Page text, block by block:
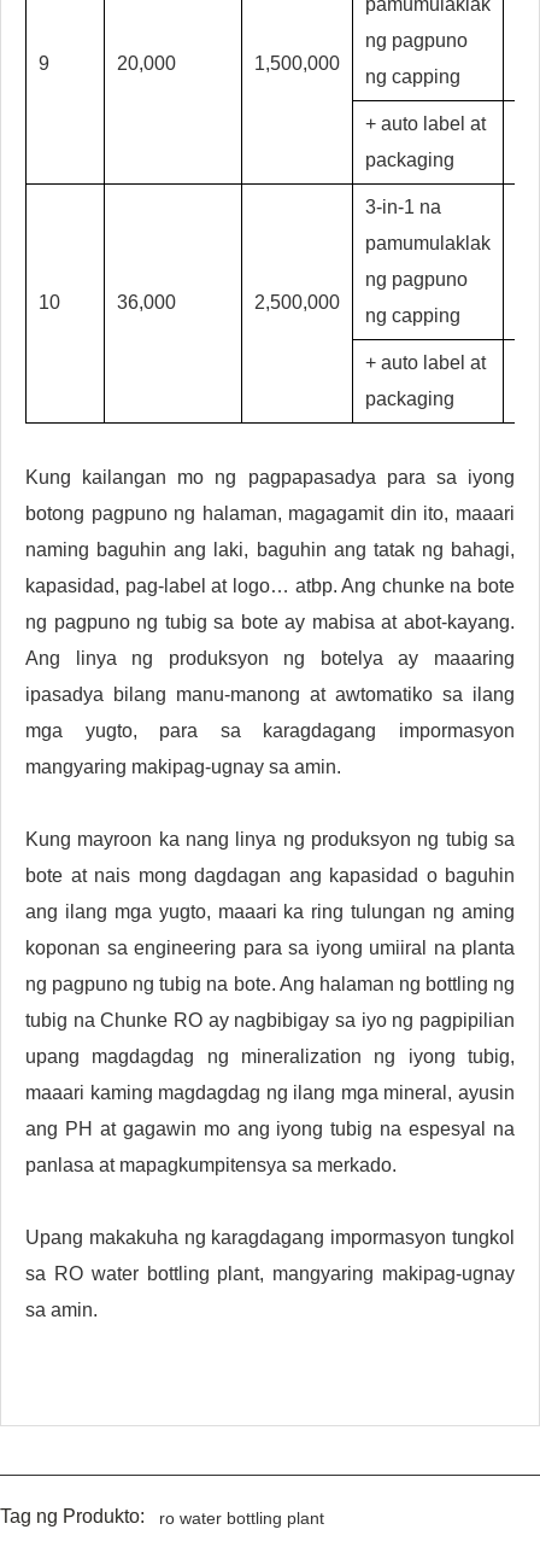
9 20,000 1,500,000
pamumulaklak
ng pagpuno
ng capping
+ auto label at
packaging
10 36,000 2,500,000
3-in-1 na
pamumulaklak
ng pagpuno
ng capping
+ auto label at
packaging
Kung kailangan mo ng pagpapasadya para sa iyong
botong pagpuno ng halaman, magagamit din ito, maaari
naming baguhin ang laki, baguhin ang tatak ng bahagi,
kapasidad, pag-label at logo… atbp. Ang chunke na bote
ng pagpuno ng tubig sa bote ay mabisa at abot-kayang.
Ang linya ng produksyon ng botelya ay maaaring
ipasadya bilang manu-manong at awtomatiko sa ilang
mga yugto, para sa karagdagang impormasyon
mangyaring makipag-ugnay sa amin.
Kung mayroon ka nang linya ng produksyon ng tubig sa
bote at nais mong dagdagan ang kapasidad o baguhin
ang ilang mga yugto, maaari ka ring tulungan ng aming
koponan sa engineering para sa iyong umiiral na planta
ng pagpuno ng tubig na bote. Ang halaman ng bottling ng
tubig na Chunke RO ay nagbibigay sa iyo ng pagpipilian
upang magdagdag ng mineralization ng iyong tubig,
maaari kaming magdagdag ng ilang mga mineral, ayusin
ang PH at gagawin mo ang iyong tubig na espesyal na
panlasa at mapagkumpitensya sa merkado.
Upang makakuha ng karagdagang impormasyon tungkol
sa RO water bottling plant, mangyaring makipag-ugnay
sa amin.
Tag ng Produkto:
ro water bottling plant